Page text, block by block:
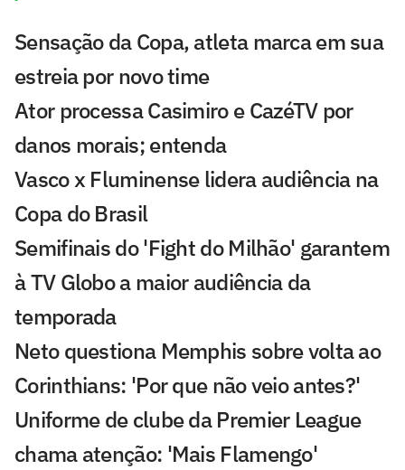
Sensação da Copa, atleta marca em sua
estreia por novo time
Ator processa Casimiro e CazéTV por
danos morais; entenda
Vasco x Fluminense lidera audiência na
Copa do Brasil
Semifinais do 'Fight do Milhão' garantem
à TV Globo a maior audiência da
temporada
Neto questiona Memphis sobre volta ao
Corinthians: 'Por que não veio antes?'
Uniforme de clube da Premier League
chama atenção: 'Mais Flamengo'